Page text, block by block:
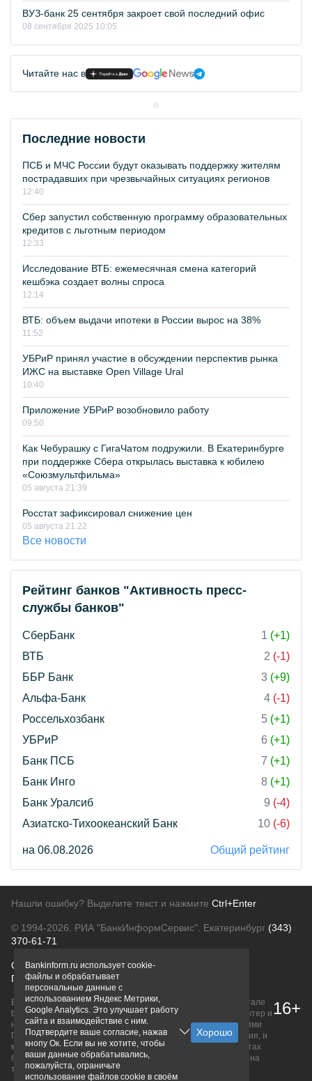
ВУЗ-банк 25 сентября закроет свой последний офис
08 сентября 2025 10:05
Читайте нас в
Последние новости
ПСБ и МЧС России будут оказывать поддержку жителям
пострадавших при чрезвычайных ситуациях регионов
12:40
Сбер запустил собственную программу образовательных
кредитов с льготным периодом
12:33
Исследование ВТБ: ежемесячная смена категорий
кешбэка создает волны спроса
12:14
ВТБ: объем выдачи ипотеки в России вырос на 38%
11:52
УБРиР принял участие в обсуждении перспектив рынка
ИЖС на выставке Open Village Ural
10:40
Приложение УБРиР возобновило работу
09:50
Как Чебурашку с ГигаЧатом подружили. В Екатеринбурге
при поддержке Сбера открылась выставка к юбилею
«Союзмультфильма»
05 августа 21:39
Росстат зафиксировал снижение цен
05 августа 21:22
Все новости
Рейтинг банков "Активность пресс-
службы банков"
СберБанк 1 (+1)
ВТБ
2 (-1)
ББР Банк
3 (+9)
Альфа-Банк
4 (-1)
Россельхозбанк
5 (+1)
УБРиР
6 (+1)
Банк ПСБ
7 (+1)
Банк Инго
8 (+1)
Банк Уралсиб
9 (-4)
Азиатско-Тихоокеанский Банк
10 (-6)
на 06.08.2026 Общий рейтинг
Нашли ошибку? Выделите текст и нажмите Ctrl+Enter
© 1994-2026. РИА "БанкИнформСервис". Екатеринбург (343)
370-61-71
О проектеПолитика конфиденциальности
Правовая информацияДля рекламодателей
Вся информация о продуктах банков, размещенная на портале
bankinform.ru, носит исключительно ознакомительный характер и
не является публичной офертой, определяемой положениями
ГК РФ. Информация не содержит точного и полного описания, и
может быть изменена. Конечные условия уточняйте на сайтах
банков или при личном обращении. Исключительное право на
товарные знаки принадлежит их правообладателям.
16+
Bankinform.ru использует cookie-
файлы и обрабатывает
персональные данные с
использованием Яндекс Метрики,
Google Analytics. Это улучшает работу
сайта и взаимодействие с ним.
Подтвердите ваше согласие, нажав
кнопу Ок. Если вы не хотите, чтобы
ваши данные обрабатывались,
пожалуйста, ограничьте
использование файлов cookie в своём